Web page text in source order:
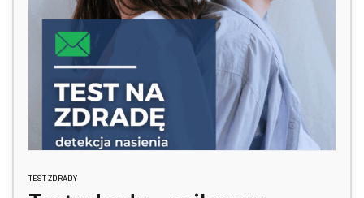
TEST ZDRADY